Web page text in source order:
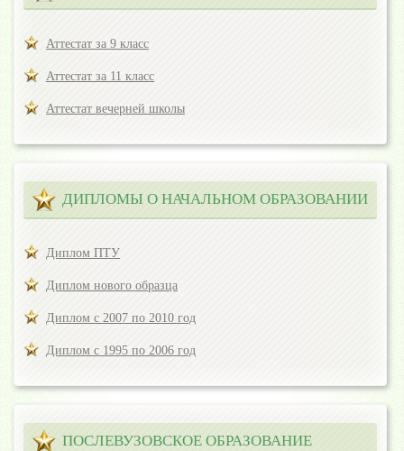
Аттестат за 9 класс
Аттестат за 11 класс
Аттестат вечерней школы
ДИПЛОМЫ О НАЧАЛЬНОМ ОБРАЗОВАНИИ
Диплом ПТУ
Диплом нового образца
Диплом с 2007 по 2010 год
Диплом с 1995 по 2006 год
ПОСЛЕВУЗОВСКОЕ ОБРАЗОВАНИЕ